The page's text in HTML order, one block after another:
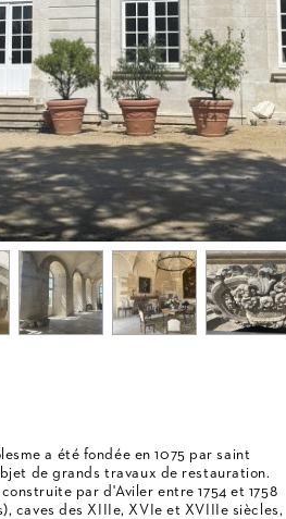
a été fondée en 1075 par saint
de grands travaux de restauration.
par d'Aviler entre 1754 et 1758
caves des XIIIe, XVIe et XVIIIe siècles,